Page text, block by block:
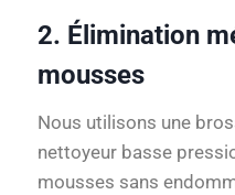
2. Élimination
mousses
Nous utilisons une
nettoyeur basse
mousses sans